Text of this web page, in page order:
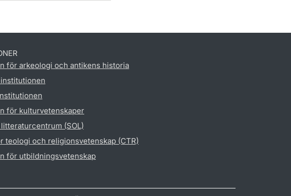
för arkeologi och antikens historia
för kulturvetenskaper
(SOL)
teologi och religionsvetenskap (CTR)
för utbildningsvetenskap